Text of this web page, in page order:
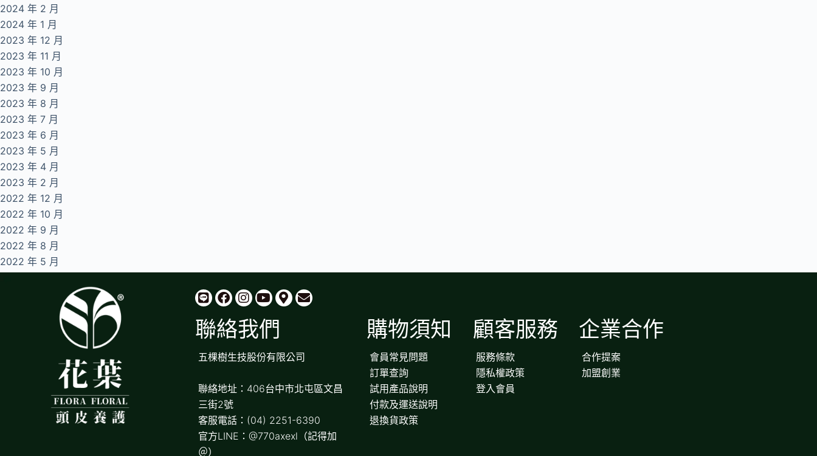
2024 年 2 月
2024 年 1 月
2023 年 12 月
2023 年 11 月
2023 年 10 月
2023 年 9 月
2023 年 8 月
2023 年 7 月
2023 年 6 月
2023 年 5 月
2023 年 4 月
2023 年 2 月
2022 年 12 月
2022 年 10 月
2022 年 9 月
2022 年 8 月
2022 年 5 月
聯絡我們
五棵樹生技股份有限公司
聯絡地址：406台中市北屯區文昌
三街2號
客服電話：(04) 2251-6390
官方LINE：@770axexl（記得加
＠）
購物須知
會員常見問題
訂單查詢
試用產品說明
付款及運送說明
退換貨政策
顧客服務
服務條款
隱私權政策
登入會員
企業合作
合作提案
加盟創業